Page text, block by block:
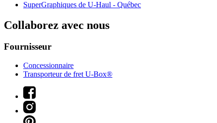
SuperGraphiques de U-Haul - Québec
Collaborez avec nous
Fournisseur
Concessionnaire
Transporteur de fret U-Box®